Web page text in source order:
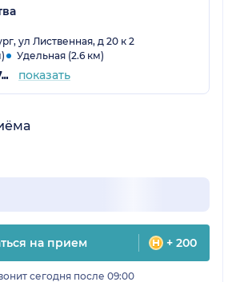
уже прошли и на самом деле
улучшения.
остались очень
ул Лиственная, д 20 к 2
Удельная (2.6 км)
+7 (812) 214-37-93 показать
на прием + 200
сегодня после 09:00